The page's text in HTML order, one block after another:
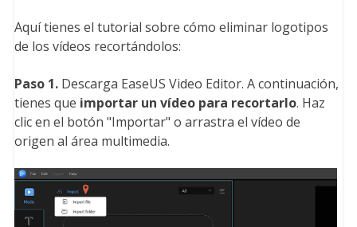
Aquí tienes el tutorial sobre cómo eliminar logotipos
de los vídeos recortándolos:
Paso 1.Descarga EaseUS Video Editor. A continuación,
tienes que importar un vídeo para recortarlo. Haz
clic en el botón "Importar" o arrastra el vídeo de
origen al área multimedia.